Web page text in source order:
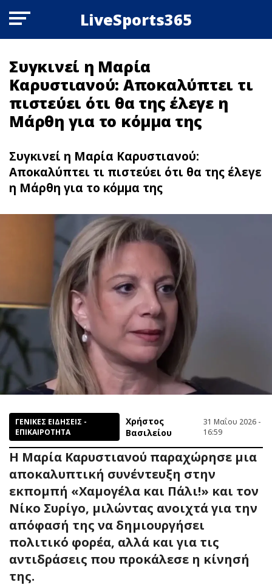
LiveSports365
Συγκινεί η Μαρία
Καρυστιανού: Αποκαλύπτει τι
πιστεύει ότι θα της έλεγε η
Μάρθη για το κόμμα της
Συγκινεί η Μαρία Καρυστιανού:
Αποκαλύπτει τι πιστεύει ότι θα της έλεγε
η Μάρθη για το κόμμα της
ΓΕΝΙΚΕΣ ΕΙΔΗΣΕΙΣ -
ΕΠΙΚΑΙΡΟΤΗΤΑ
Χρήστος
Βασιλείου
31 Μαΐου 2026 -
16:59
Η Μαρία Καρυστιανού παραχώρησε μια
αποκαλυπτική συνέντευξη στην
εκπομπή «Χαμογέλα και Πάλι!» και τον
Νίκο Συρίγο, μιλώντας ανοιχτά για την
απόφασή της να δημιουργήσει
πολιτικό φορέα, αλλά και για τις
αντιδράσεις που προκάλεσε η κίνησή
της.